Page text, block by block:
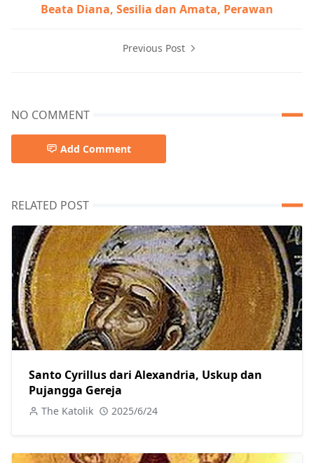
Beata Diana, Sesilia dan Amata, Perawan
Previous Post
NO COMMENT
Add Comment
RELATED POST
Santo Cyrillus dari Alexandria, Uskup dan
Pujangga Gereja
The Katolik 2025/6/24